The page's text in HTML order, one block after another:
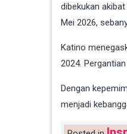
dibekukan
Mei 2026,
Katino
2024.
Dengan
menjadi